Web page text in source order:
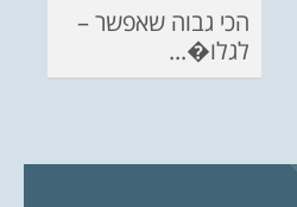
הכי גבוה שאפשר –
לגלו�...